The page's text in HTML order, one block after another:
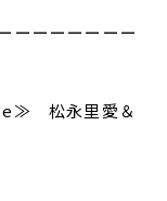
ーーーーーーー
松永里愛＆